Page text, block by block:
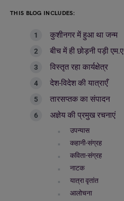
THIS BLOG INCLUDES:
कुशीनगर में हुआ था जन्म
बीच में ही छोड़नी पड़ी एम.ए
विस्तृत रहा कार्यक्षेत्र
देश-विदेश की यात्राएँ
तारसप्तक का संपादन
अज्ञेय की प्रमुख रचनाएं
उपन्यास
कहानी-संग्रह
कविता-संग्रह
नाटक
यात्रा वृतांत
आलोचना